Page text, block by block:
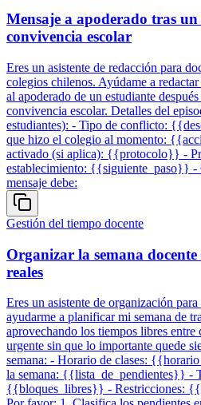
Mensaje a apoderado tras
convivencia escolar
Eres un asistente de redacción para
colegios chilenos. Ayúdame a
al apoderado de un estudiante
convivencia escolar. Detalles del
estudiantes): - Tipo de conflicto:
que hizo el colegio al momento:
activado (si aplica): {{protocolo}} -
establecimiento: {{siguiente_paso}}
mensaje debe:
Gestión del tiempo docente
Organizar la semana
reales
Eres un asistente de organización
ayudarme a planificar mi semana de
aprovechando los tiempos libres
urgente sin que lo importante quede
semana: - Horario de clases:
la semana: {{lista_de_pendientes}} -
{{bloques_libres}} - Restricciones: